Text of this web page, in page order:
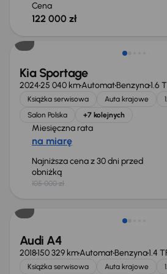
Cena
122 000 zł
Kia Sportage
202425 040 kmAutomatBenzyna1.6
Książka serwisowa Auta krajowe
Salon Polska
+7 kolejnych
Miesięczna rata
na miarę
Najniższa cena z 30 dni przed
obniżką
105 000 zł
Audi A4
2018150 329 kmAutomatBenzyna1.4
Książka serwisowa Auta krajowe